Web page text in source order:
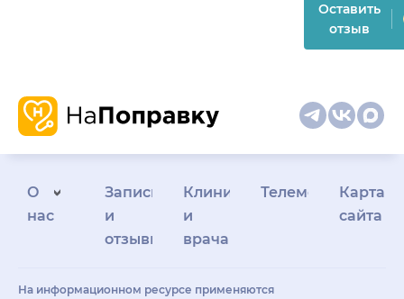
Оставить
отзыв
О
нас
Запись
и
отзывы
Клиникам
и
врачам
Телемедицина
Карта
сайта
На информационном ресурсе применяются